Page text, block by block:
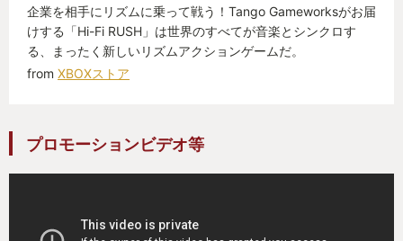
企業を相手にリズムに乗って戦う！Tango Gameworksがお届
けする「Hi-Fi RUSH」は世界のすべてが音楽とシンクロす
る、まったく新しいリズムアクションゲームだ。
from XBOXストア
プロモーションビデオ等